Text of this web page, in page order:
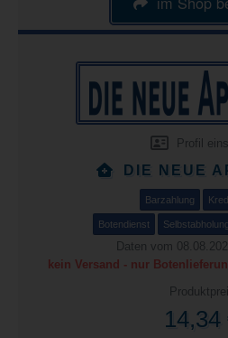
Profil
DIE NEUE
Barzahlung
Botendienst Selbstabholung
Daten vom
kein Versand - nur
14,34